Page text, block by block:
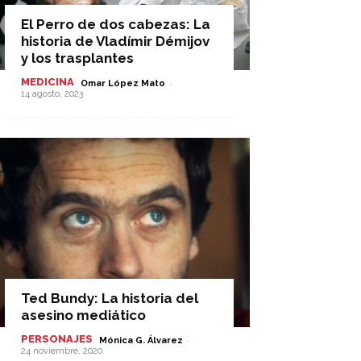
El Perro de dos cabezas: La
historia de Vladímir Démijov
y los trasplantes
MEDICINA Omar López Mato -
14 agosto, 2023
Ted Bundy: La historia del
asesino mediático
PERSONAJES Mónica G. Álvarez -
24 noviembre, 2020